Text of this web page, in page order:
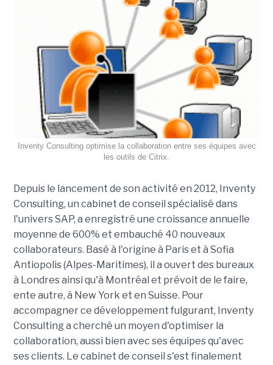
Inventy Consulting optimise la collaboration entre ses équipes avec
les outils de Citrix.
Depuis le lancement de son activité en 2012, Inventy
Consulting, un cabinet de conseil spécialisé dans
l'univers SAP, a enregistré une croissance annuelle
moyenne de 600% et embauché 40 nouveaux
collaborateurs. Basé à l'origine à Paris et à Sofia
Antiopolis (Alpes-Maritimes), il a ouvert des bureaux
à Londres ainsi qu'à Montréal et prévoit de le faire,
ente autre, à New York et en Suisse. Pour
accompagner ce développement fulgurant, Inventy
Consulting a cherché un moyen d'optimiser la
collaboration, aussi bien avec ses équipes qu'avec
ses clients. Le cabinet de conseil s'est finalement